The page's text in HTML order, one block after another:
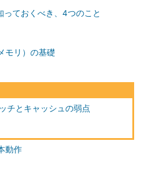
っておくべき、4つのこと
モリ）の基礎
チとキャッシュの弱点
動作